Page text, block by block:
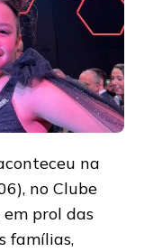
na
no Clube
em prol das
famílias,